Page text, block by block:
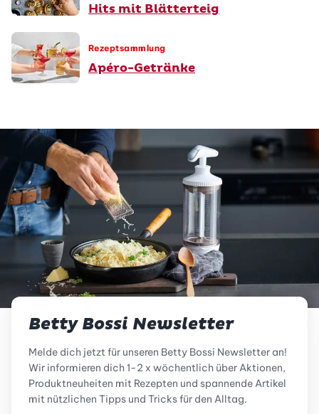
Hits mit Blätterteig
Rezeptsammlung
Apéro-Getränke
Betty Bossi Newsletter
Melde dich jetzt für unseren Betty Bossi Newsletter an!
Wir informieren dich 1-2 x wöchentlich über Aktionen,
Produktneuheiten mit Rezepten und spannende Artikel
mit nützlichen Tipps und Tricks für den Alltag.